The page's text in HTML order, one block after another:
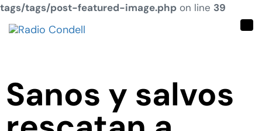
tags/tags/post-featured-image.php on line 39
Sanos y salvos